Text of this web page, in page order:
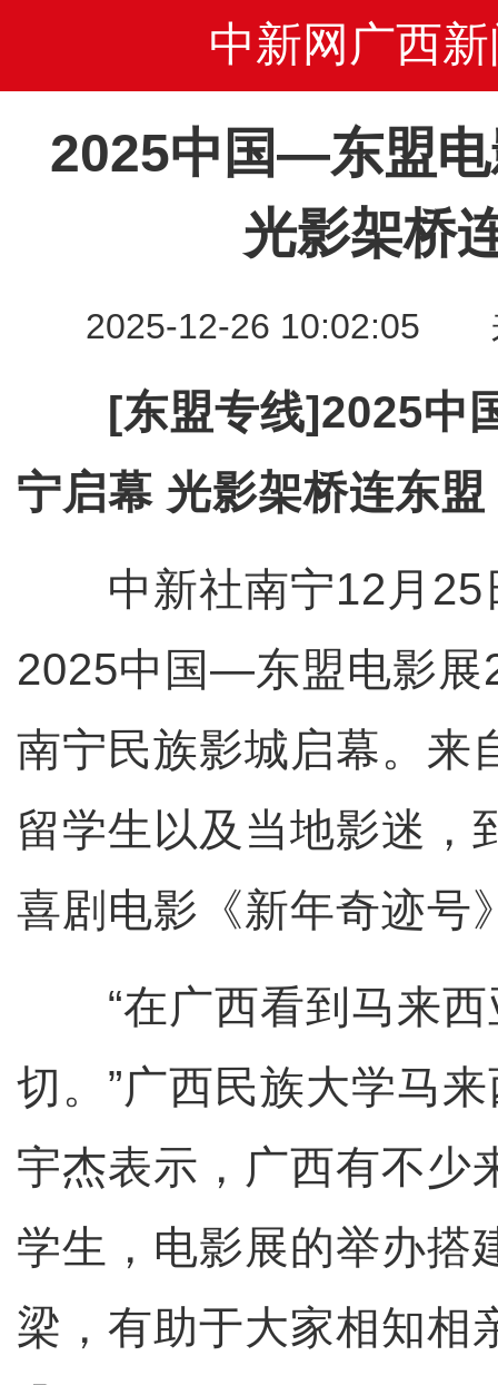
中新网广西新
2025中国—东盟
光影架桥
2025-12-26 10:02:05
[东盟专线]2025中
宁启幕 光影架桥连东盟
中新社南宁12月25
2025中国—东盟电影展
南宁民族影城启幕。来
留学生以及当地影迷，
喜剧电影《新年奇迹号
“在广西看到马来西
切。”广西民族大学马
宇杰表示，广西有不少
学生，电影展的举办搭
梁，有助于大家相知相